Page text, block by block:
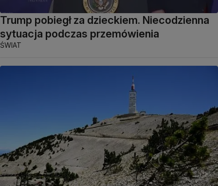
Trump pobiegł za dzieckiem. Niecodzienna
sytuacja podczas przemówienia
ŚWIAT